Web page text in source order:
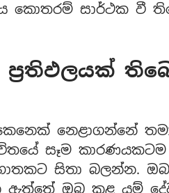
සාර්ථක වී
ප්‍රතිඵලයක්
නෙළාගන්නේ
සෑම කාරණයකටම
සිතා බලන්න.
ඔබ කළ යම්